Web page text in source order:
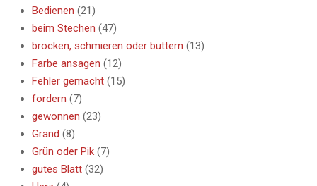
Bedienen (21)
beim Stechen (47)
brocken, schmieren oder buttern (13)
Farbe ansagen (12)
Fehler gemacht (15)
fordern (7)
gewonnen (23)
Grand (8)
Grün oder Pik (7)
gutes Blatt (32)